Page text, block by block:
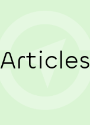
Articles